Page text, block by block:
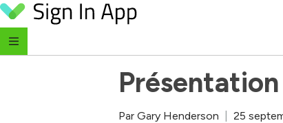
Skip to content
Par Gary Henderson 25